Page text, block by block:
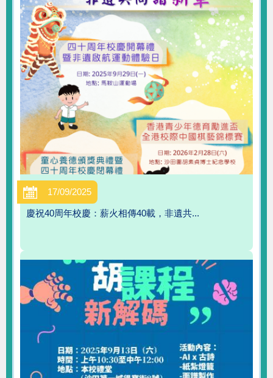
17/09/2025
慶祝40周年校慶：薪火相傳40載，非遺共...